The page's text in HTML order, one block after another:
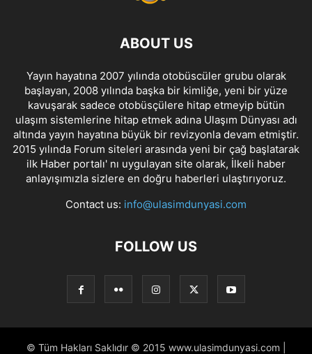
ABOUT US
Yayın hayatına 2007 yılında otobüscüler grubu olarak
başlayan, 2008 yılında başka bir kimliğe, yeni bir yüze
kavuşarak sadece otobüsçülere hitap etmeyip bütün
ulaşım sistemlerine hitap etmek adına Ulaşım Dünyası adı
altında yayın hayatına büyük bir revizyonla devam etmiştir.
2015 yılında Forum siteleri arasında yeni bir çağ başlatarak
ilk Haber portalı' nı uygulayan site olarak, İlkeli haber
anlayışımızla sizlere en doğru haberleri ulaştırıyoruz.
Contact us: info@ulasimdunyasi.com
FOLLOW US
© Tüm Hakları Saklıdır © 2015 www.ulasimdunyasi.com |